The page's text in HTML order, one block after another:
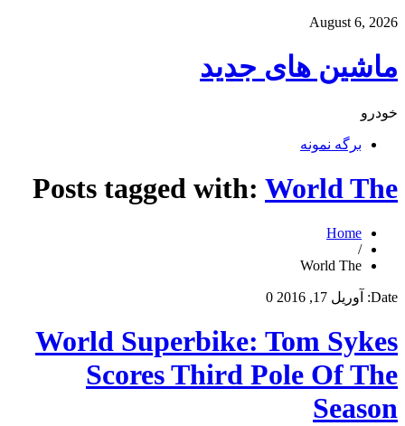
August 6, 2026
ماشین های جدید
خودرو
برگه نمونه
Posts tagged with: World The
Home
/
World The
Date: آوریل 17, 2016 0
World Superbike: Tom Sykes
Scores Third Pole Of The
Season